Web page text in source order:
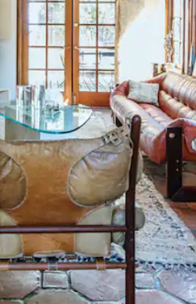
、画面をタッチまたはスワイプし